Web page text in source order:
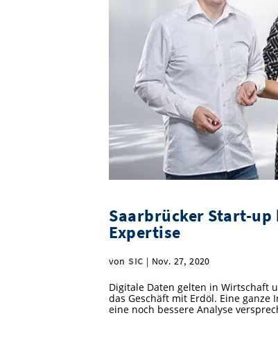
Saarbrücker Start-
Expertise
vonSIC| Nov. 27, 2020
Digitale Daten gelten in Wirtschaft
das Geschäft mit Erdöl. Eine ganze
eine noch bessere Analyse